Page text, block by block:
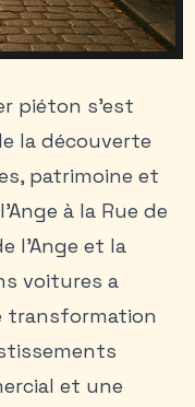
piéton s’est
la découverte
patrimoine et
à la Rue de
l’Ange et la
voitures a
transformation
et une